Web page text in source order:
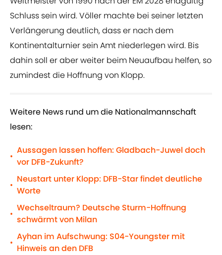
Schluss sein wird. Völler machte bei seiner letzten
Verlängerung deutlich, dass er nach dem
Kontinentalturnier sein Amt niederlegen wird. Bis
dahin soll er aber weiter beim Neuaufbau helfen, so
zumindest die Hoffnung von Klopp.
Weitere News rund um die Nationalmannschaft
lesen:
•
Aussagen lassen hoffen: Gladbach-Juwel doch
vor DFB-Zukunft?
•
Neustart unter Klopp: DFB-Star findet deutliche
Worte
•
Wechseltraum? Deutsche Sturm-Hoffnung
schwärmt von Milan
•
Ayhan im Aufschwung: S04-Youngster mit
Hinweis an den DFB